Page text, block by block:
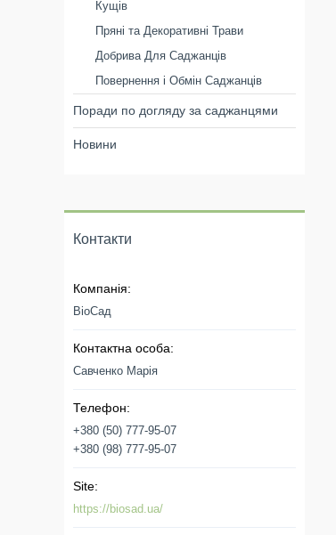
Кущів
Пряні та Декоративні Трави
Добрива Для Саджанців
Повернення і Обмін Саджанців
Поради по догляду за саджанцями
Новини
Контакти
ВіоСад
Савченко Марія
+380 (50) 777-95-07
+380 (98) 777-95-07
https://biosad.ua/